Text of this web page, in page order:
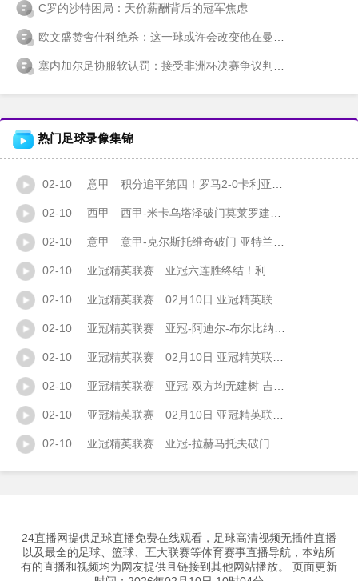
C罗的沙特困局：天价薪酬背后的冠军焦虑
欧文盛赞舍什科绝杀：这一球或许会改变他在曼联的命运
塞内加尔足协服软认罚：接受非洲杯决赛争议判罚 放弃上诉权利
热门足球录像集锦
02-10 意甲 积分追平第四！罗马2-0卡利亚里 马伦双响曼奇尼、切利克送助攻
02-10 西甲 西甲-米卡乌塔泽破门莫莱罗建功 黄潜主场4-1西班牙人
02-10 意甲 意甲-克尔斯托维奇破门 亚特兰大2-1克雷莫内塞
02-10 亚冠精英联赛 亚冠六连胜终结！利雅得新月0-0迪拜青年国民 新月全场0射正
02-10 亚冠精英联赛 02月10日 亚冠精英联赛西亚区第7轮 迪拜国民vs利雅得新月 全场录像
02-10 亚冠精英联赛 亚冠-阿迪尔-布尔比纳破门扳平杜海勒1-1沙迦
02-10 亚冠精英联赛 02月10日 亚冠精英联赛西亚区第7轮 杜海勒vs沙迦 全场录像
02-10 亚冠精英联赛 亚冠-双方均无建树 吉达国民客场0-0阿布扎比统一
02-10 亚冠精英联赛 02月10日 亚冠精英联赛西亚区第7轮 阿布扎比统一vs吉达国民 全场录像
02-10 亚冠精英联赛 亚冠-拉赫马托夫破门 纳萨夫1-1巴格达警察
24直播网提供足球直播免费在线观看，足球高清视频无插件直播
以及最全的足球、篮球、五大联赛等体育赛事直播导航，本站所
有的直播和视频均为网友提供且链接到其他网站播放。 页面更新